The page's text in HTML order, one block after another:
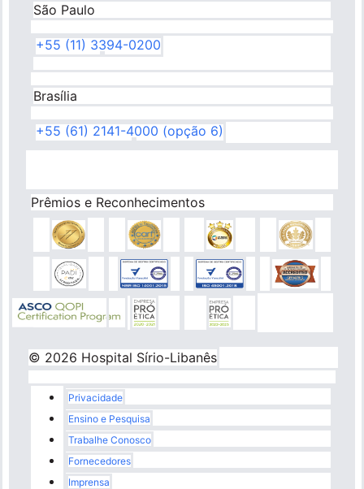
São Paulo
+55 (11) 3394-0200
Brasília
+55 (61) 2141-4000 (opção 6)
Prêmios e Reconhecimentos
© 2026 Hospital Sírio-Libanês
Rodapé
Privacidade
Ensino e Pesquisa
Trabalhe Conosco
Fornecedores
Imprensa